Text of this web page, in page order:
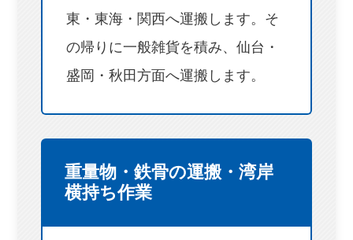
東・東海・関西へ運搬します。そ
の帰りに一般雑貨を積み、仙台・
盛岡・秋田方面へ運搬します。
重量物・鉄骨の運搬・湾岸
横持ち作業